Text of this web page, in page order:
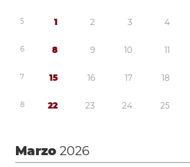
5 1 2 3 4
6 8 9 10 11
7 15 16 17 18
8 22 23 24 25
Marzo2026